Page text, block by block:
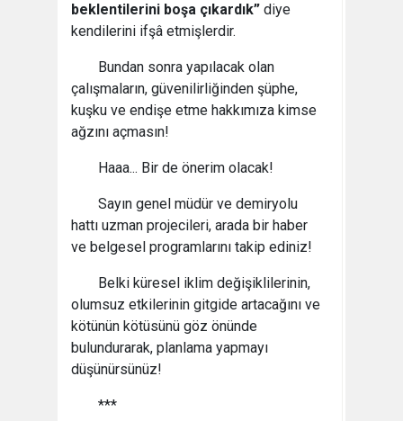
beklentilerini boşa çıkardık” diye
kendilerini ifşâ etmişlerdir.
Bundan sonra yapılacak olan
çalışmaların, güvenilirliğinden şüphe,
kuşku ve endişe etme hakkımıza kimse
ağzını açmasın!
Haaa... Bir de önerim olacak!
Sayın genel müdür ve demiryolu
hattı uzman projecileri, arada bir haber
ve belgesel programlarını takip ediniz!
Belki küresel iklim değişiklilerinin,
olumsuz etkilerinin gitgide artacağını ve
kötünün kötüsünü göz önünde
bulundurarak, planlama yapmayı
düşünürsünüz!
***